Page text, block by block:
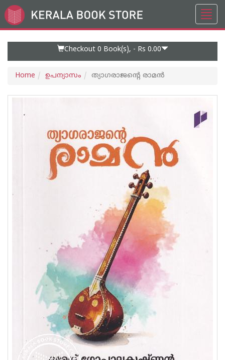
Go
to
Checkout 0 Book(s), - Rs 0.00
Home ഉപന്യാസം ത്യാഗരാജന്റെ രാമന്‍